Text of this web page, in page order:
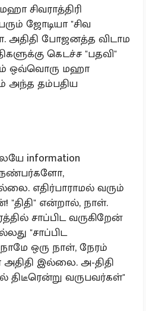
சிவராத்திரி
ஜோடியா "சிவ
அதிதி போஜனத்த விடாம
கெடச்ச "பதவி"
ஒவ்வொரு மஹா
அந்த தம்பதிய
information
நண்பர்களோ,
எதிர்பாராமல் வரும்
"திதி" என்றால், நாள்.
சாப்பிட வருகிறேன்
"சாப்பிட
ஒரு நாள், நேரம்
இல்லை. அ-திதி
வருபவர்கள்"